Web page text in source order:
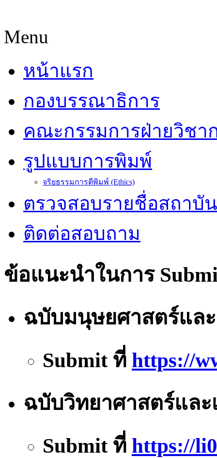
Menu
หน้าแรก
กองบรรณาธิการ
คณะกรรมการฝ่ายวิชา
รูปแบบการพิมพ์
จริยธรรมการตีพิมพ์ (Ethics)
ตรวจสอบรายชื่อสถาบั
ติดต่อสอบถาม
ข้อแนะนำในการ
ฉบับมนุษยศาสตร์แล
Submit ที่ https://
ฉบับวิทยาศาสตร์แล
Submit ที่ https://